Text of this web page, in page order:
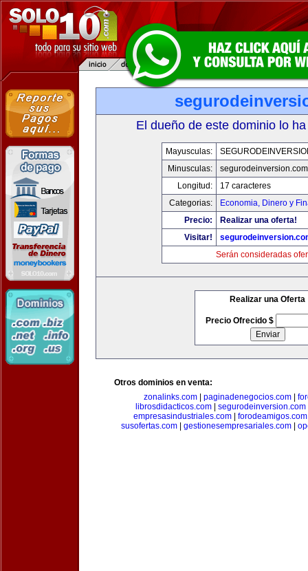
El dueño de este dominio lo
Mayusculas:
Minusculas:
segurodeinversion.com
Longitud:
17 caracteres
Categorias:
Economia, Dinero y
Precio:
Realizar una oferta!
Visitar!
Serán consideradas
Realizar una Oferta
Precio Ofrecido $
Otros dominios en venta:
zonalinks.com| paginadenegocios.com|
librosdidacticos.com| segurodeinversion.com
empresasindustriales.com| forodeamigos.com
susofertas.com| gestionesempresariales.com|